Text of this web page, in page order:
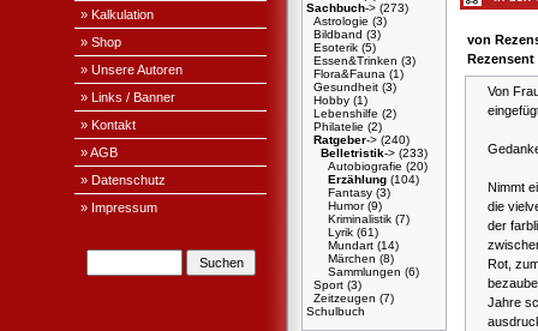
» Kalkulation
» Shop
» Unsere Autoren
» Links / Banner
» Kontakt
» AGB
» Datenschutz
» Impressum
Sachbuch-> (273)
Astrologie (3)
Bildband (3)
Esoterik (5)
Essen&Trinken (3)
Flora&Fauna (1)
Gesundheit (3)
Hobby (1)
Lebenshilfe (2)
Philatelie (2)
Ratgeber-> (240)
Belletristik-> (233)
Autobiografie (20)
Erzählung (104)
Fantasy (3)
Humor(9)
Kriminalistik (7)
Lyrik (61)
Mundart (14)
Märchen (8)
Sammlungen (6)
Sport (3)
Zeitzeugen (7)
Schulbuch
von
Rezensent
Von
Nimmt
die
der
Rot,
Jahre